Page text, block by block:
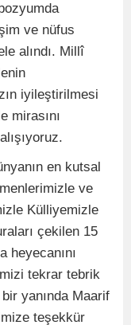
ve nüfus
alındı. Millî
iyileştirilmesi
mirasını
en kutsal
ve
Külliyemizle
çekilen 15
heyecanını
tekrar tebrik
yanında Maarif
teşekkür